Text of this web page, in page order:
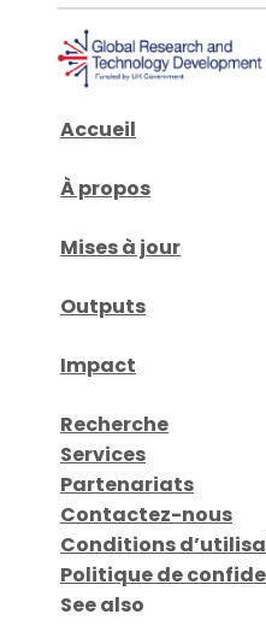
Accueil
À propos
Mises à jour
Outputs
Impact
Recherche
Services
Partenariats
Contactez-nous
Conditions
Politique de
See also